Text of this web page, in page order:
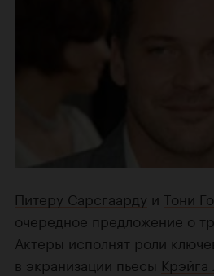
Питеру Сарсгаарду и Тони
очередное предложение о
Актеры исполнят роли
в экранизации пьесы Крэйга